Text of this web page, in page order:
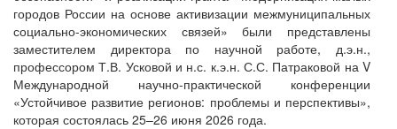
городов России на основе активизации межмуниципальных
социально-экономических связей» были представлены
заместителем директора по научной работе, д.э.н.,
профессором Т.В. Усковой и н.с. к.э.н. С.С. Патраковой на V
Международной научно-практической конференции
«Устойчивое развитие регионов: проблемы и перспективы»,
которая состоялась 25–26 июня 2026 года.